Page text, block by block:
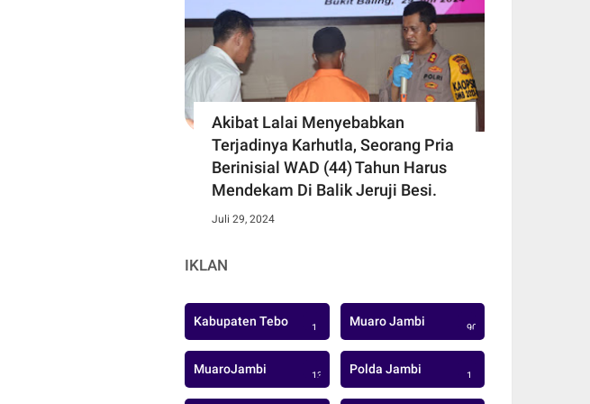
Akibat Lalai Menyebabkan
Terjadinya Karhutla, Seorang Pria
Berinisial WAD (44) Tahun Harus
Mendekam Di Balik Jeruji Besi.
Juli 29, 2024
IKLAN
Kabupaten Tebo 1 Muaro Jambi 906
MuaroJambi 137 Polda Jambi 1